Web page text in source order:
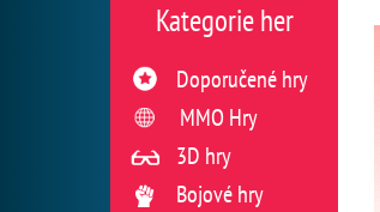
Kategorie her
Doporučené hry
MMO Hry
3D hry
Bojové hry